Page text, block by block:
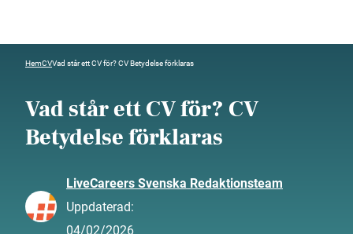
HemCVVad står ett CV för? CV Betydelse förklaras
Vad står ett CV för? CV
Betydelse förklaras
LiveCareers Svenska Redaktionsteam
Uppdaterad:
04/02/2026